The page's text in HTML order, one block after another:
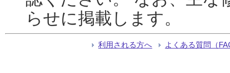
らせに掲載します。
利用される方へ よくある質問（